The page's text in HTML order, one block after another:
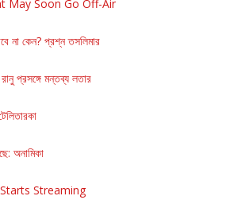
May Soon Go Off-Air
না কেন? প্রশ্ন তসলিমার
প্রসঙ্গে মন্তব্য লতার
অনামিকা
Streaming